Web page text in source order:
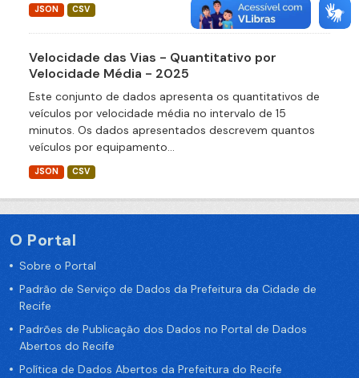
JSON CSV
Velocidade das Vias - Quantitativo por
Velocidade Média - 2025
Este conjunto de dados apresenta os quantitativos de
veículos por velocidade média no intervalo de 15
minutos. Os dados apresentados descrevem quantos
veículos por equipamento...
JSON CSV
O Portal
Sobre o Portal
Padrão de Serviço de Dados da Prefeitura da Cidade de
Recife
Padrões de Publicação dos Dados no Portal de Dados
Abertos do Recife
Política de Dados Abertos da Prefeitura do Recife